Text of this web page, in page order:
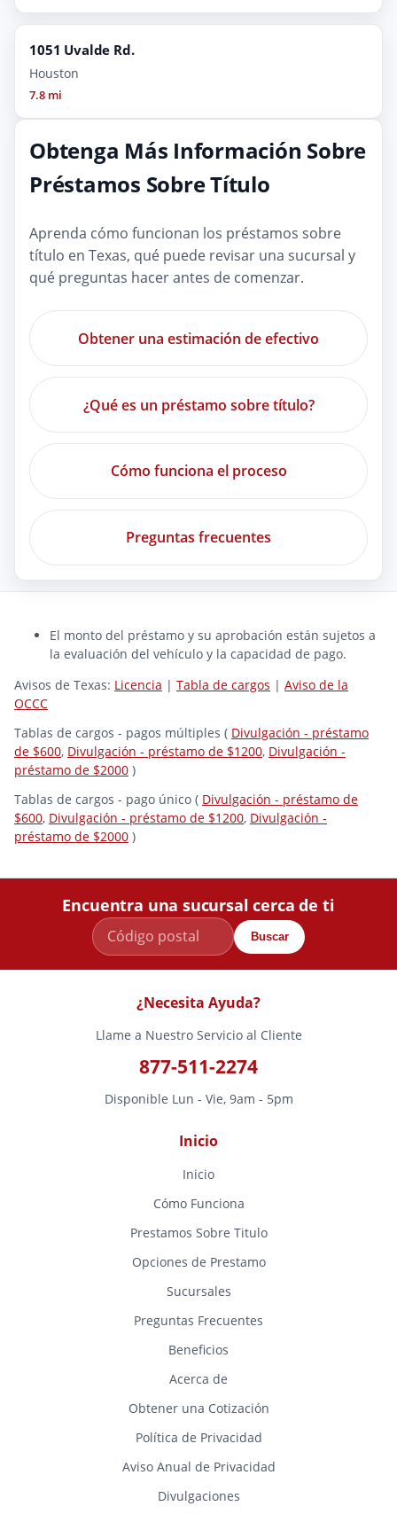
1051 Uvalde Rd.
Houston
7.8 mi
Obtenga Más Información Sobre
Préstamos Sobre Título
Aprenda cómo funcionan los préstamos sobre
título en Texas, qué puede revisar una sucursal y
qué preguntas hacer antes de comenzar.
Obtener una estimación de efectivo
¿Qué es un préstamo sobre título?
Cómo funciona el proceso
Preguntas frecuentes
El monto del préstamo y su aprobación están sujetos a
la evaluación del vehículo y la capacidad de pago.
Avisos de Texas: Licencia | Tabla de cargos | Aviso de la
OCCC
Tablas de cargos - pagos múltiples ( Divulgación - préstamo
de $600, Divulgación - préstamo de $1200, Divulgación -
préstamo de $2000 )
Tablas de cargos - pago único ( Divulgación - préstamo de
$600, Divulgación - préstamo de $1200, Divulgación -
préstamo de $2000 )
Encuentra una sucursal cerca de ti
Buscar
¿Necesita Ayuda?
Llame a Nuestro Servicio al Cliente
877-511-2274
Disponible Lun - Vie, 9am - 5pm
Inicio
Inicio
Cómo Funciona
Prestamos Sobre Titulo
Opciones de Prestamo
Sucursales
Preguntas Frecuentes
Beneficios
Acerca de
Obtener una Cotización
Política de Privacidad
Aviso Anual de Privacidad
Divulgaciones